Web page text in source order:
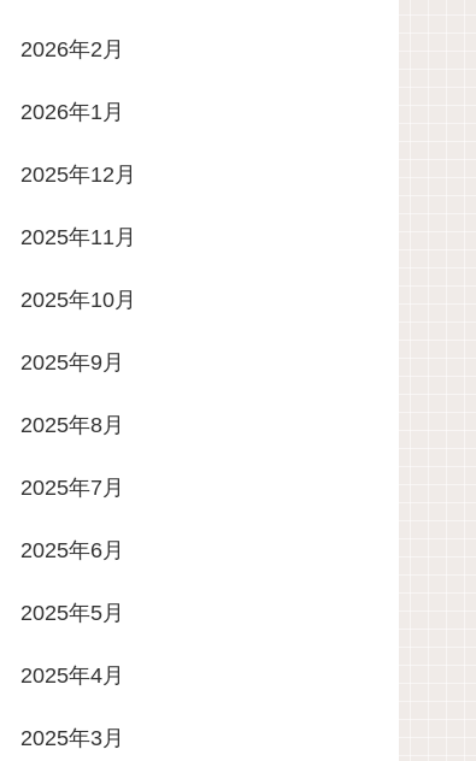
2026年2月
2026年1月
2025年12月
2025年11月
2025年10月
2025年9月
2025年8月
2025年7月
2025年6月
2025年5月
2025年4月
2025年3月